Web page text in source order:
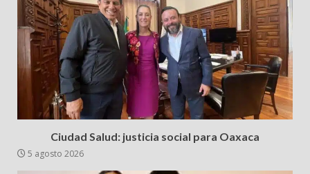
Ciudad Salud: justicia social para Oaxaca
5 agosto 2026